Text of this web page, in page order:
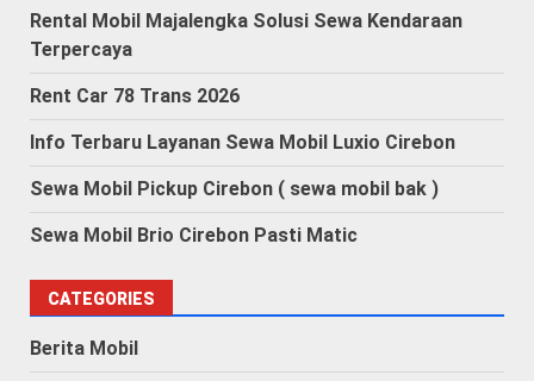
Rental Mobil Majalengka Solusi Sewa Kendaraan
Terpercaya
Rent Car 78 Trans 2026
Info Terbaru Layanan Sewa Mobil Luxio Cirebon
Sewa Mobil Pickup Cirebon ( sewa mobil bak )
Sewa Mobil Brio Cirebon Pasti Matic
CATEGORIES
Berita Mobil